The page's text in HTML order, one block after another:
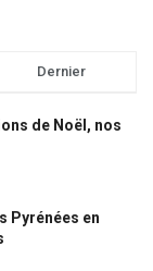
Dernier
de Noël, nos
Pyrénées en